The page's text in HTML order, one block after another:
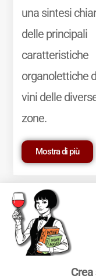
una sintesi
delle principali
caratteristiche
organolettiche
vini delle
zone.
Mostra di più